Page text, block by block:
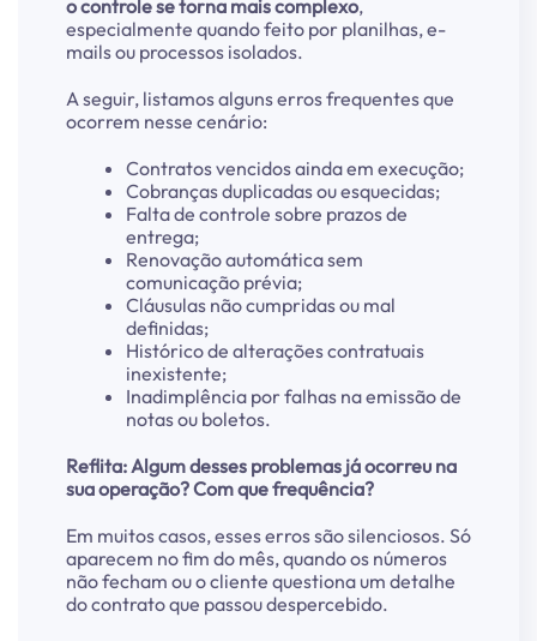
o controle se torna mais complexo,
especialmente quando feito por planilhas, e-
mails ou processos isolados.
A seguir, listamos alguns erros frequentes que
ocorrem nesse cenário:
Contratos vencidos ainda em execução;
Cobranças duplicadas ou esquecidas;
Falta de controle sobre prazos de
entrega;
Renovação automática sem
comunicação prévia;
Cláusulas não cumpridas ou mal
definidas;
Histórico de alterações contratuais
inexistente;
Inadimplência por falhas na emissão de
notas ou boletos.
Reflita: Algum desses problemas já ocorreu na
sua operação? Com que frequência?
Em muitos casos, esses erros são silenciosos. Só
aparecem no fim do mês, quando os números
não fecham ou o cliente questiona um detalhe
do contrato que passou despercebido.